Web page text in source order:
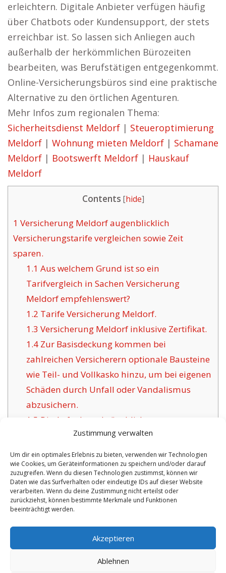
Zustimmung verwalten
Um dir ein optimales Erlebnis zu bieten, verwenden wir Technologien
wie Cookies, um Geräteinformationen zu speichern und/oder darauf
zuzugreifen. Wenn du diesen Technologien zustimmst, können wir
Daten wie das Surfverhalten oder eindeutige IDs auf dieser Website
verarbeiten. Wenn du deine Zustimmung nicht erteilst oder
zurückziehst, können bestimmte Merkmale und Funktionen
beeinträchtigt werden.
Akzeptieren
Ablehnen
erleichtern. Digitale Anbieter verfügen häufig
über Chatbots oder Kundensupport, der stets
erreichbar ist. So lassen sich Anliegen auch
außerhalb der herkömmlichen Bürozeiten
bearbeiten, was Berufstätigen entgegenkommt.
Online-Versicherungsbüros sind eine praktische
Alternative zu den örtlichen Agenturen.
Mehr Infos zum regionalen Thema:
Sicherheitsdienst Meldorf | Steueroptimierung
Meldorf | Wohnung mieten Meldorf | Schamane
Meldorf | Bootswerft Meldorf | Hauskauf
Meldorf
Contents [hide]
1 Versicherung Meldorf augenblicklich
Versicherungstarife vergleichen sowie Zeit
sparen.
1.1 Aus welchem Grund ist so ein
Tarifvergleich in Sachen Versicherung
Meldorf empfehlenswert?
1.2 Tarife Versicherung Meldorf.
1.3 Versicherung Meldorf inklusive Zertifikat.
1.4Zur Basisdeckung kommen bei
zahlreichen Versicherern optionale Bausteine
wie Teil- und Vollkasko hinzu, um bei eigenen
Schäden durch Unfall oder Vandalismus
abzusichern.
1.5 Die Aufgabe gebräuchlicher
Versicherungsunternehmen für Meldorf:
1.6
Die Vorzüge dieser angebotenen
Versicherung in Meldorf:
1.6.1Persönliche Policen und
Versicherungszertifikat:
No tags for this post.